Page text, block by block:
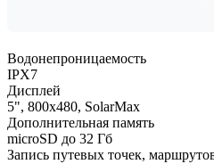
Водонепроницаемость
IPX7
Дисплей
5", 800х480, SolarMax
Дополнительная память
microSD до 32 Гб
Запись путевых точек,